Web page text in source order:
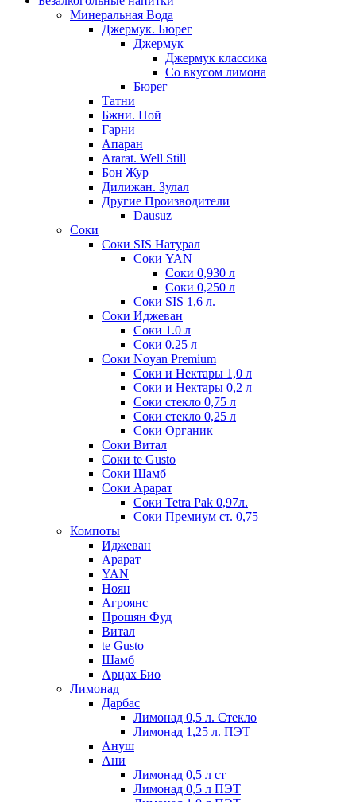
Минеральная Вода
Джермук. Бюрег
Джермук
Джермук классика
Со вкусом лимона
Бюрег
Татни
Бжни. Ной
Гарни
Апаран
Ararat. Well Still
Бон Жур
Дилижан. Зулал
Другие Производители
Dausuz
Соки
Соки SIS Натурал
Соки YAN
Соки 0,930 л
Соки 0,250 л
Соки SIS 1,6 л.
Соки Иджеван
Соки 1.0 л
Соки 0.25 л
Соки Noyan Premium
Соки и Нектары 1,0 л
Соки и Нектары 0,2 л
Соки стекло 0,75 л
Соки стекло 0,25 л
Соки Органик
Соки Витал
Соки te Gusto
Соки Шамб
Соки Арарат
Соки Tetra Pak 0,97л.
Соки Премиум ст. 0,75
Компоты
Иджеван
Арарат
YAN
Ноян
Агроянс
Прошян Фуд
Витал
te Gusto
Шамб
Арцах Био
Лимонад
Дарбас
Лимонад 0,5 л. Стекло
Лимонад 1,25 л. ПЭТ
Ануш
Ани
Лимонад 0,5 л ст
Лимонад 0,5 л ПЭТ